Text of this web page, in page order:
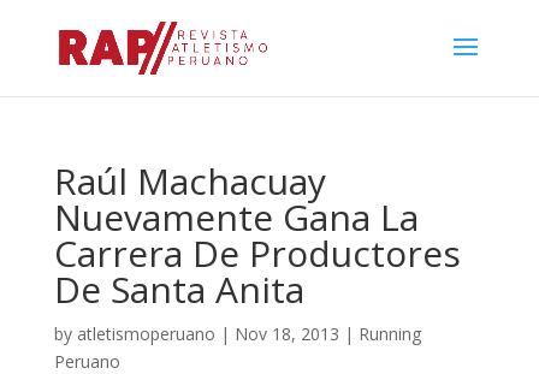
Raúl Machacuay
Nuevamente Gana La
Carrera De Productores
De Santa Anita
by atletismoperuano | Nov 18, 2013 | Running
Peruano